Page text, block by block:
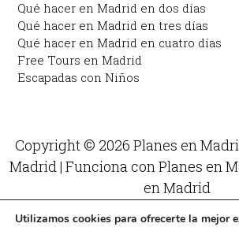
Qué hacer en Madrid en dos días
Qué hacer en Madrid en tres días
Qué hacer en Madrid en cuatro días
Free Tours en Madrid
Escapadas con Niños
Copyright © 2026 Planes en
Madrid | Funciona con Planes en
en Madrid
Utilizamos cookies para ofrecerte la mejor